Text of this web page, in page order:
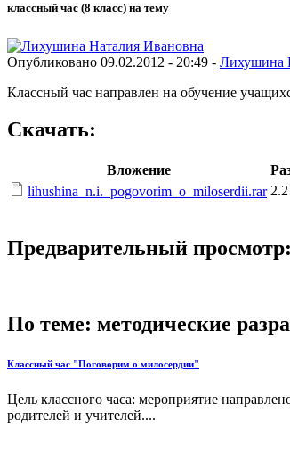
классный час (8 класс) на тему
Опубликовано 09.02.2012 - 20:49 - Лихушина
Классный час направлен на обучение
Скачать:
Вложение
lihushina_n.i._pogovorim_o_miloserdii.rar
Предварительный просмотр:
По теме: методические
Классный час "Поговорим о милосердии"
Цель классного часа: мероприятие
родителей и учителей....